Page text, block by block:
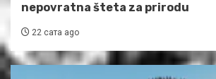
nepovratna šteta za prirodu
22 сата ago